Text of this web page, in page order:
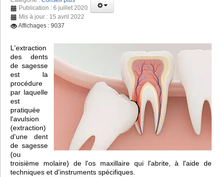
Publication : 6 juillet 2020
Mis à jour : 15 avril 2022
Affichages : 9037
L'extraction
des dents
de sagesse
est la
procédure
par laquelle
est
pratiquée
l'avulsion
(extraction)
d'une dent
de sagesse
(ou
troisième molaire) de l'os maxillaire qui l'abrite, à l'aide de
techniques et d'instruments spécifiques.